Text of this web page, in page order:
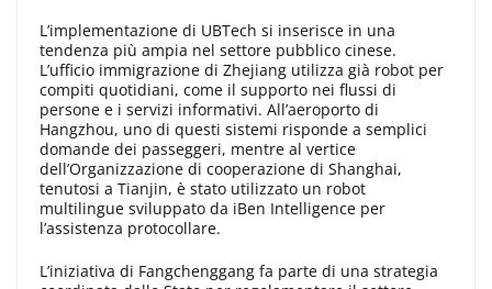
L’implementazione di UBTech si inserisce in una
tendenza più ampia nel settore pubblico cinese.
L’ufficio immigrazione di Zhejiang utilizza già robot per
compiti quotidiani, come il supporto nei flussi di
persone e i servizi informativi. All’aeroporto di
Hangzhou, uno di questi sistemi risponde a semplici
domande dei passeggeri, mentre al vertice
dell’Organizzazione di cooperazione di Shanghai,
tenutosi a Tianjin, è stato utilizzato un robot
multilingue sviluppato da iBen Intelligence per
l’assistenza protocollare.
L’iniziativa di Fangchenggang fa parte di una strategia